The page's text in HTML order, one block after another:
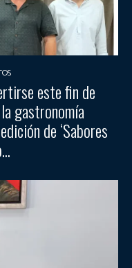
este fin de
gastronomía
de ‘Sabores